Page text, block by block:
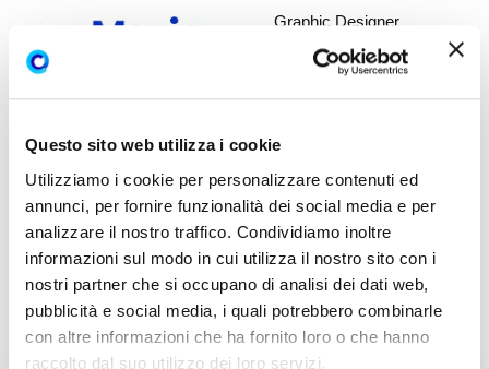
Questo sito web utilizza i cookie
Utilizziamo i cookie per personalizzare contenuti ed
annunci, per fornire funzionalità dei social media e per
analizzare il nostro traffico. Condividiamo inoltre
informazioni sul modo in cui utilizza il nostro sito con i
nostri partner che si occupano di analisi dei dati web,
pubblicità e social media, i quali potrebbero combinarle
con altre informazioni che ha fornito loro o che hanno
raccolto dal suo utilizzo dei loro servizi.
Graphic Designer